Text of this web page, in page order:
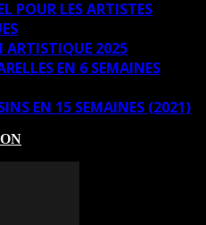
POUR LES ARTISTES
ARTISTIQUE 2025
EN 6 SEMAINES
EN 15 SEMAINES (2021)